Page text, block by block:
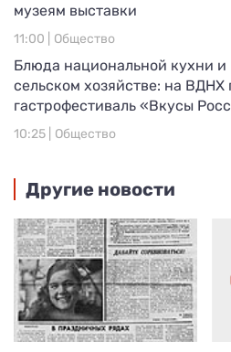
музеям выставки
11:00 | Общество
Блюда национальной кухни и
сельском хозяйстве: на ВДНХ
гастрофестиваль «Вкусы
10:25 | Общество
Другие новости